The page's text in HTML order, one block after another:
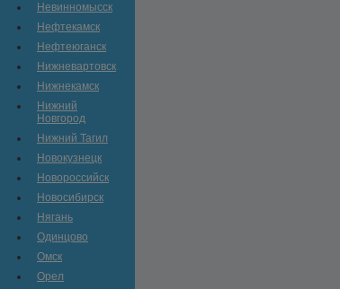
Невинномысск
Нефтекамск
Нефтеюганск
Нижневартовск
Нижнекамск
Нижний
Новгород
Нижний Тагил
Новокузнецк
Новороссийск
Новосибирск
Нягань
Одинцово
Омск
Орел